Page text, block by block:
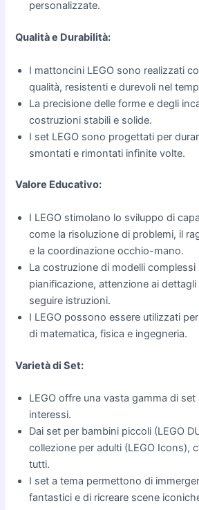
personalizzate.
Qualità e Durabilità:
I mattoncini LEGO sono realizzati
qualità, resistenti e durevoli nel
La precisione delle forme e degli
costruzioni stabili e solide.
I set LEGO sono progettati per
smontati e rimontati infinite volte.
Valore Educativo:
I LEGO stimolano lo sviluppo di
come la risoluzione di problemi, il
e la coordinazione occhio-mano.
La costruzione di modelli complessi
pianificazione, attenzione ai
seguire istruzioni.
I LEGO possono essere utilizzati
di matematica, fisica e ingegneria.
Varietà di Set:
LEGO offre una vasta gamma di
interessi.
Dai set per bambini piccoli (LEGO
collezione per adulti (LEGO Icons),
tutti.
I set a tema permettono di
fantastici e di ricreare scene